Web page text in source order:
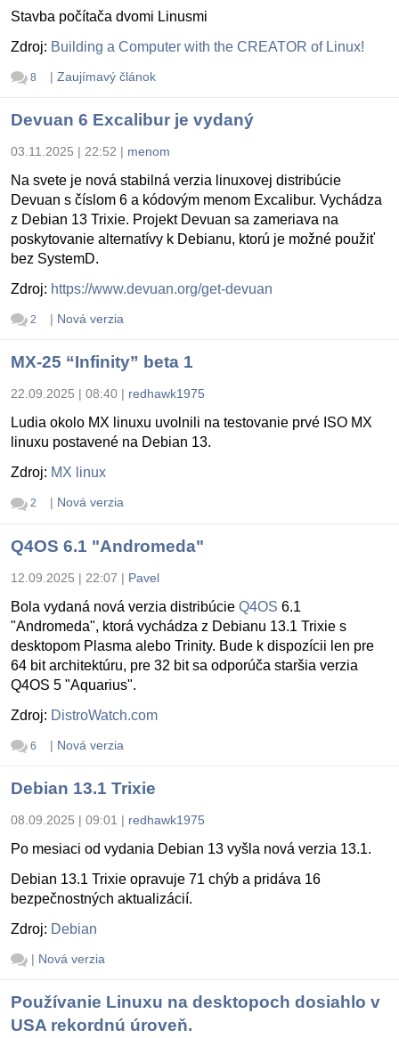
Stavba počítača dvomi Linusmi
Zdroj: Building a Computer with the CREATOR of Linux!
8 | Zaujímavý článok
Devuan 6 Excalibur je vydaný
03.11.2025 | 22:52 | menom
Na svete je nová stabilná verzia linuxovej distribúcie
Devuan s číslom 6 a kódovým menom Excalibur. Vychádza
z Debian 13 Trixie. Projekt Devuan sa zameriava na
poskytovanie alternatívy k Debianu, ktorú je možné použiť
bez SystemD.
Zdroj: https://www.devuan.org/get-devuan
2 | Nová verzia
MX-25 “Infinity” beta 1
22.09.2025 | 08:40 | redhawk1975
Ludia okolo MX linuxu uvolnili na testovanie prvé ISO MX
linuxu postavené na Debian 13.
Zdroj: MX linux
2 | Nová verzia
Q4OS 6.1 "Andromeda"
12.09.2025 | 22:07 | Pavel
Bola vydaná nová verzia distribúcie Q4OS 6.1
"Andromeda", ktorá vychádza z Debianu 13.1 Trixie s
desktopom Plasma alebo Trinity. Bude k dispozícii len pre
64 bit architektúru, pre 32 bit sa odporúča staršia verzia
Q4OS 5 "Aquarius".
Zdroj: DistroWatch.com
6 | Nová verzia
Debian 13.1 Trixie
08.09.2025 | 09:01 | redhawk1975
Po mesiaci od vydania Debian 13 vyšla nová verzia 13.1.
Debian 13.1 Trixie opravuje 71 chýb a pridáva 16
bezpečnostných aktualizácií.
Zdroj: Debian
| Nová verzia
Používanie Linuxu na desktopoch dosiahlo v
USA rekordnú úroveň.